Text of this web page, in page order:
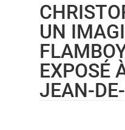
UN
EXPOSÉ
JEAN-